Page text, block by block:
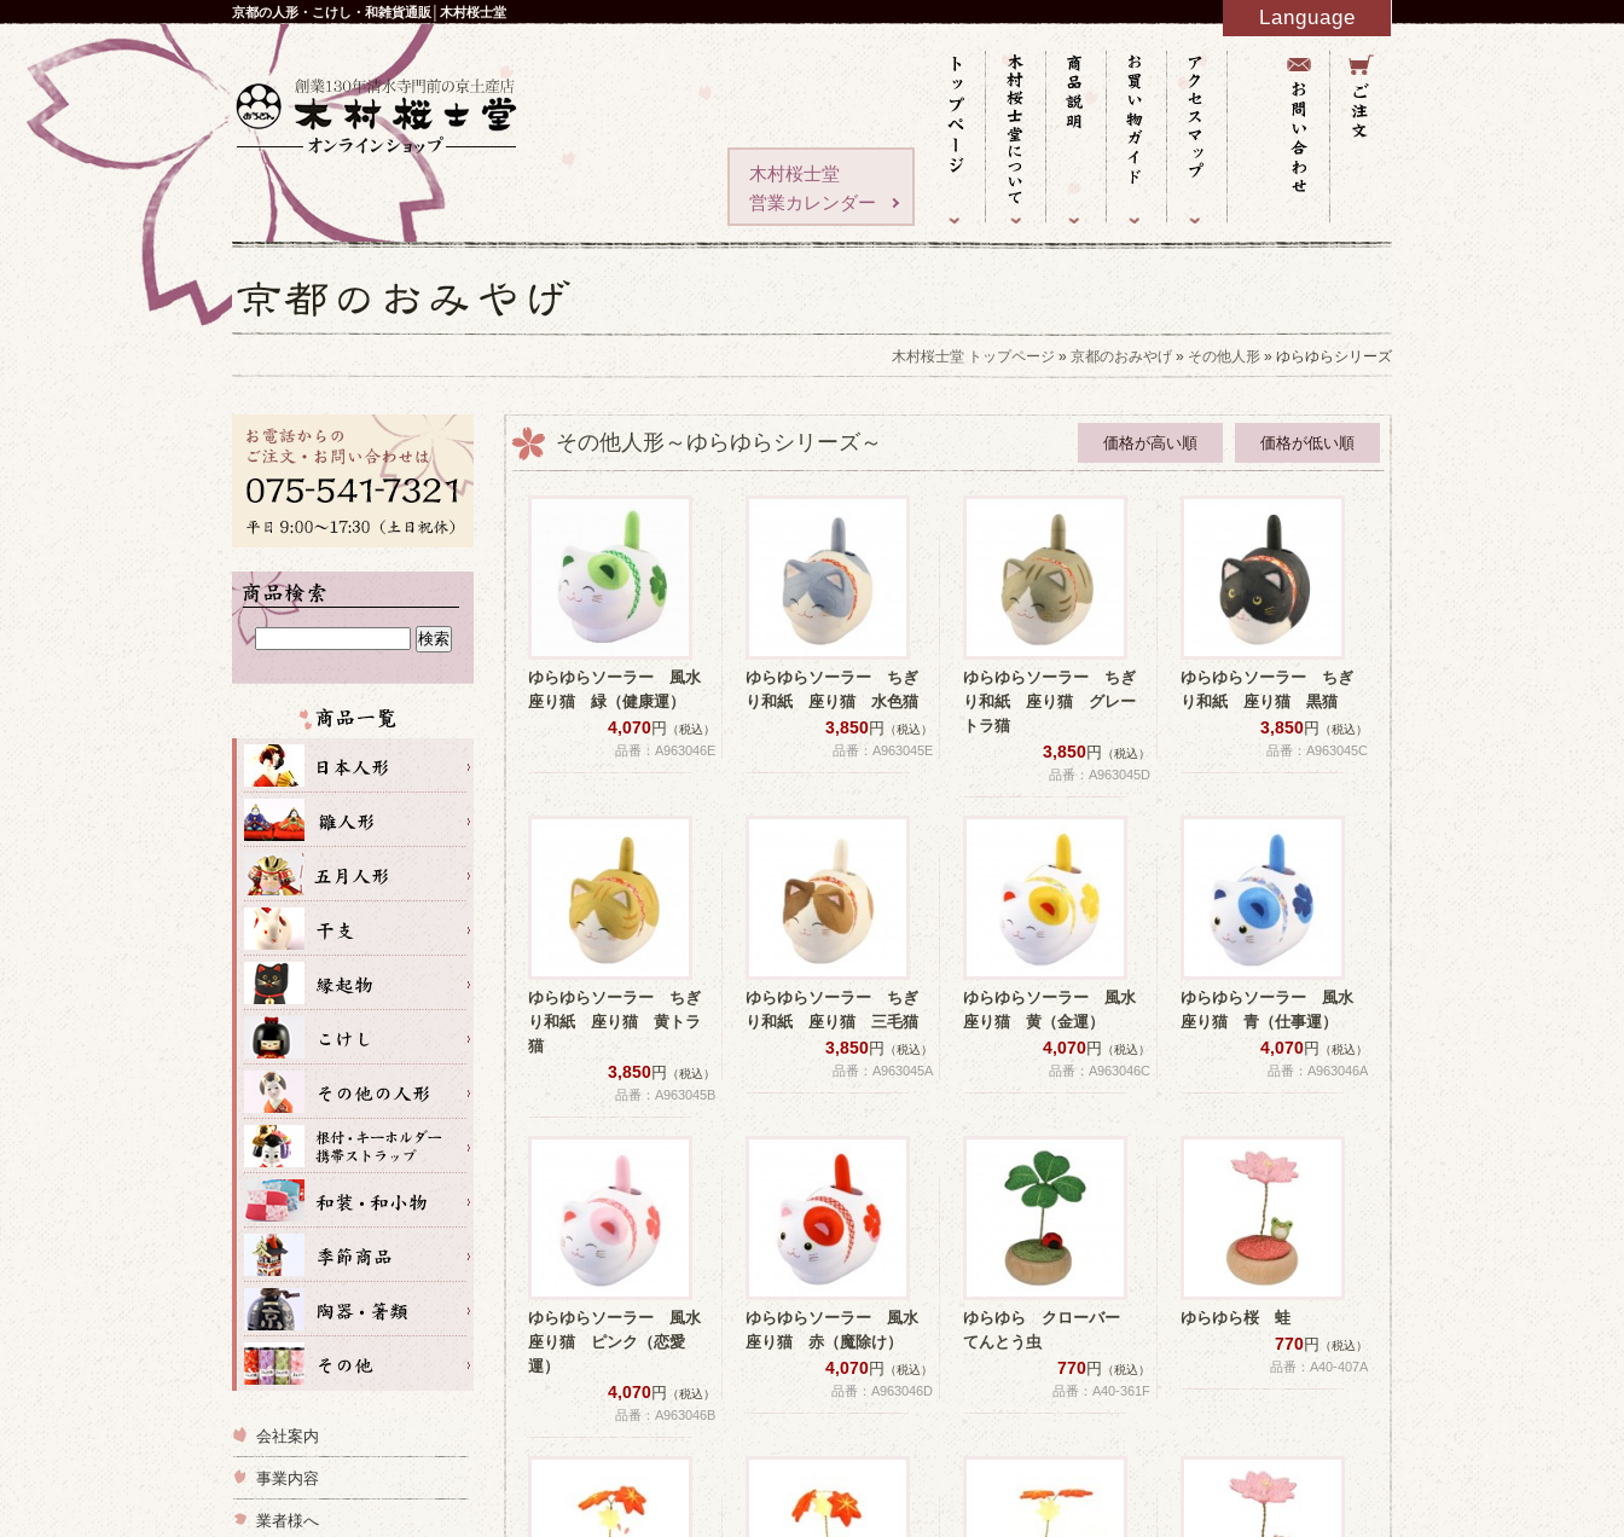
京都の人形・こけし・和雑貨通販│木村桜士堂 Language
English
French
Italy
Spanish
Germany
Chinese
Russian
Taiwanese
Korean
木村桜士堂
営業カレンダー
木村桜士堂 トップページ » 京都のおみやげ » その他人形 » ゆらゆらシリーズ
その他人形～ゆらゆらシリーズ～ 価格が高い順 価格が低い順
ゆらゆらソーラー 風水
座り猫 緑（健康運）
4,070円 （税込）
品番：A963046E
ゆらゆらソーラー ちぎ
り和紙 座り猫 水色猫
3,850円 （税込）
品番：A963045E
ゆらゆらソーラー ちぎ
り和紙 座り猫 グレー
トラ猫
3,850円 （税込）
品番：A963045D
ゆらゆらソーラー ちぎ
り和紙 座り猫 黒猫
3,850円 （税込）
品番：A963045C
ゆらゆらソーラー ちぎ
り和紙 座り猫 黄トラ
猫
3,850円 （税込）
品番：A963045B
ゆらゆらソーラー ちぎ
り和紙 座り猫 三毛猫
3,850円 （税込）
品番：A963045A
ゆらゆらソーラー 風水
座り猫 黄（金運）
4,070円 （税込）
品番：A963046C
ゆらゆらソーラー 風水
座り猫 青（仕事運）
4,070円 （税込）
品番：A963046A
ゆらゆらソーラー 風水
座り猫 ピンク（恋愛
運）
4,070円 （税込）
品番：A963046B
ゆらゆらソーラー 風水
座り猫 赤（魔除け）
4,070円 （税込）
品番：A963046D
ゆらゆら クローバー
てんとう虫
770円 （税込）
品番：A40-361F
ゆらゆら桜 蛙
770円 （税込）
品番：A40-407A
会社案内
事業内容
業者様へ